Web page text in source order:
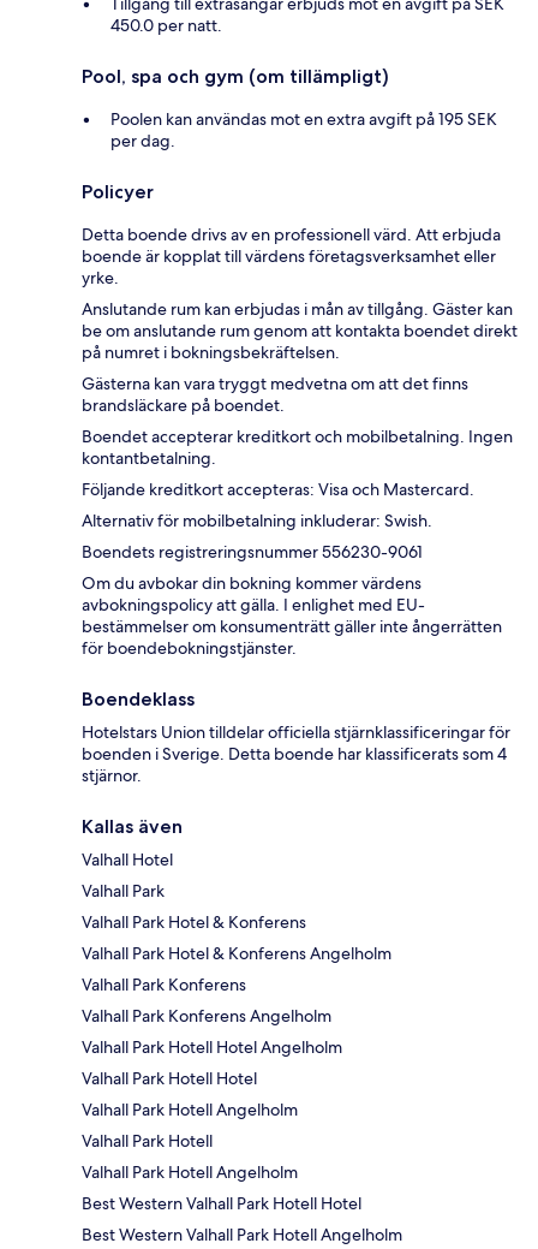
450.0 per natt.
Pool, spa och gym (om tillämpligt)
Poolen kan användas mot en extra avgift på 195 SEK
per dag.
Policyer
Detta boende drivs av en professionell värd. Att erbjuda
boende är kopplat till värdens företagsverksamhet eller
yrke.
Anslutande rum kan erbjudas i mån av tillgång. Gäster kan
be om anslutande rum genom att kontakta boendet direkt
på numret i bokningsbekräftelsen.
Gästerna kan vara tryggt medvetna om att det finns
brandsläckare på boendet.
Boendet accepterar kreditkort och mobilbetalning. Ingen
kontantbetalning.
Följande kreditkort accepteras: Visa och Mastercard.
Alternativ för mobilbetalning inkluderar: Swish.
Boendets registreringsnummer 556230-9061
Om du avbokar din bokning kommer värdens
avbokningspolicy att gälla. I enlighet med EU-
bestämmelser om konsumenträtt gäller inte ångerrätten
för boendebokningstjänster.
Boendeklass
Hotelstars Union tilldelar officiella stjärnklassificeringar för
boenden i Sverige. Detta boende har klassificerats som 4
stjärnor.
Kallas även
Valhall Hotel
Valhall Park
Valhall Park Hotel & Konferens
Valhall Park Hotel & Konferens Angelholm
Valhall Park Konferens
Valhall Park Konferens Angelholm
Valhall Park Hotell Hotel Angelholm
Valhall Park Hotell Hotel
Valhall Park Hotell Angelholm
Valhall Park Hotell
Valhall Park Hotell Angelholm
Best Western Valhall Park Hotell Hotel
Best Western Valhall Park Hotell Angelholm